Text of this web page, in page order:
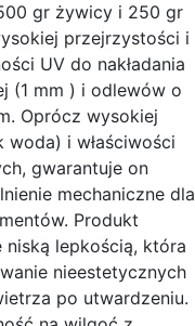
gr żywicy i 250 gr
przejrzystości i
UV do nakładania
(1 mm ) i odlewów o
Oprócz wysokiej
i właściwości
gwarantuje on
mechaniczne dla
Produkt
niską lepkością, która
nieestetycznych
po utwardzeniu.